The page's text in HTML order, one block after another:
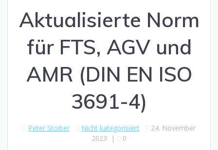
Aktualisierte Norm
für FTS, AGV und
AMR (DIN EN ISO
3691-4)
Peter Stoiber Nicht kategorisiert
24. November
2023 | 0